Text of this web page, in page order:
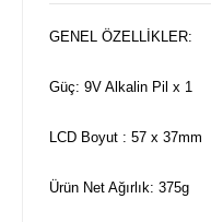
GENEL ÖZELLİKLER:
Güç: 9V Alkalin Pil x 1
LCD Boyut : 57 x 37mm
Ürün Net Ağırlık: 375g